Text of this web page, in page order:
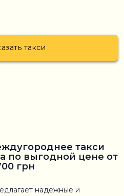
такси
такси
по выгодной цене от
грн
надежные и